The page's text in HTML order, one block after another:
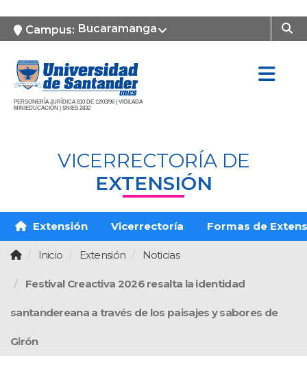
Campus: Bucaramanga
PERSONERÍA JURÍDICA 810 DE 12/03/96 | VIGILADA
MINIEDUCACIÓN | SNIES 2832
VICERRECTORÍA DE
EXTENSIÓN
Extensión Vicerrectoría Formas de
Inicio Extensión Noticias
Festival Creactiva 2026 resalta la identidad
santandereana a través de los paisajes y sabores de
Girón